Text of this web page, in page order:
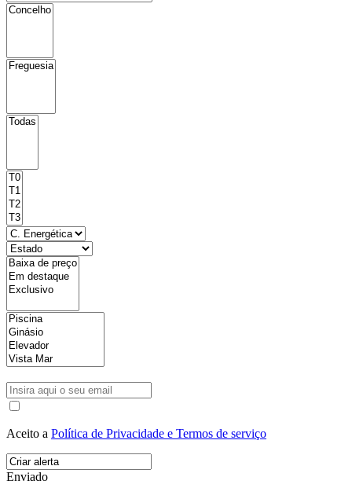
Aceito a Política de Privacidade e Termos de serviço
Enviado